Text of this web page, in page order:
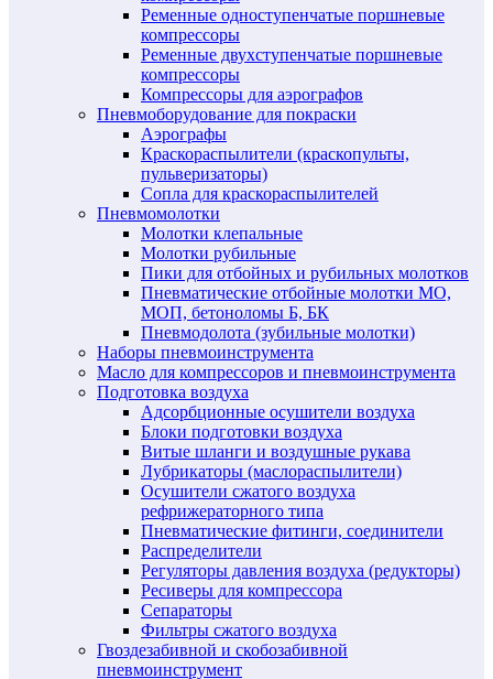
Ременные одноступенчатые поршневые
компрессоры
Ременные двухступенчатые поршневые
компрессоры
Компрессоры для аэрографов
Пневмоборудование для покраски
Аэрографы
Краскораспылители (краскопульты,
пульверизаторы)
Сопла для краскораспылителей
Пневмомолотки
Молотки клепальные
Молотки рубильные
Пики для отбойных и рубильных молотков
Пневматические отбойные молотки МО,
МОП, бетоноломы Б, БК
Пневмодолота (зубильные молотки)
Наборы пневмоинструмента
Масло для компрессоров и пневмоинструмента
Подготовка воздуха
Адсорбционные осушители воздуха
Блоки подготовки воздуха
Витые шланги и воздушные рукава
Лубрикаторы (маслораспылители)
Осушители сжатого воздуха
рефрижераторного типа
Пневматические фитинги, соединители
Распределители
Регуляторы давления воздуха (редукторы)
Ресиверы для компрессора
Сепараторы
Фильтры сжатого воздуха
Гвоздезабивной и скобозабивной
пневмоинструмент